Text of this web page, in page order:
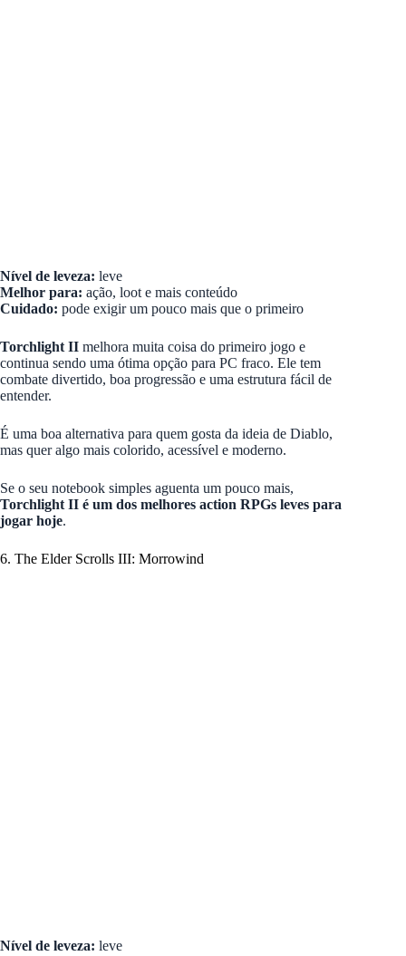
Nível de leveza: leve
Melhor para: ação, loot e mais conteúdo
Cuidado: pode exigir um pouco mais que o primeiro
Torchlight II melhora muita coisa do primeiro jogo e
continua sendo uma ótima opção para PC fraco. Ele tem
combate divertido, boa progressão e uma estrutura fácil de
entender.
É uma boa alternativa para quem gosta da ideia de Diablo,
mas quer algo mais colorido, acessível e moderno.
Se o seu notebook simples aguenta um pouco mais,
Torchlight II é um dos melhores action RPGs leves para
jogar hoje.
6. The Elder Scrolls III: Morrowind
Nível de leveza: leve